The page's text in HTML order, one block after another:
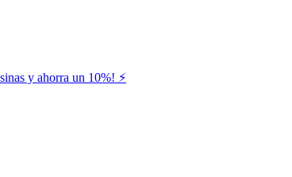
y ahorra un 10%! ⚡️